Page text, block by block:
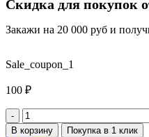
Скидка для покупок
Закажи на 20 000 руб и
Sale_coupon_1
100 ₽
В корзину Покупка в 1 клик